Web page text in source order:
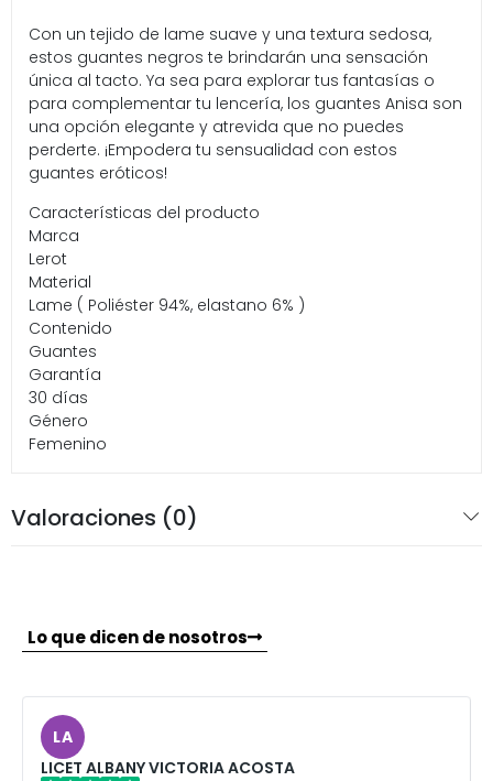
Con un tejido de lame suave y una textura sedosa,
estos guantes negros te brindarán una sensación
única al tacto. Ya sea para explorar tus fantasías o
para complementar tu lencería, los guantes Anisa son
una opción elegante y atrevida que no puedes
perderte. ¡Empodera tu sensualidad con estos
guantes eróticos!
Características del producto
Marca
Lerot
Material
Lame ( Poliéster 94%, elastano 6% )
Contenido
Guantes
Garantía
30 días
Género
Femenino
Valoraciones (0)
Lo que dicen de nosotros
LA
LICET ALBANY VICTORIA ACOSTA